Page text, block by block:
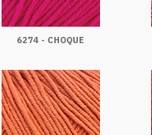
6274 - CHOQUE